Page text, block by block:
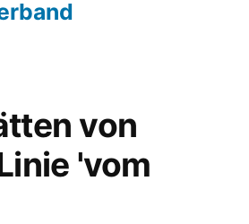
von
'vom